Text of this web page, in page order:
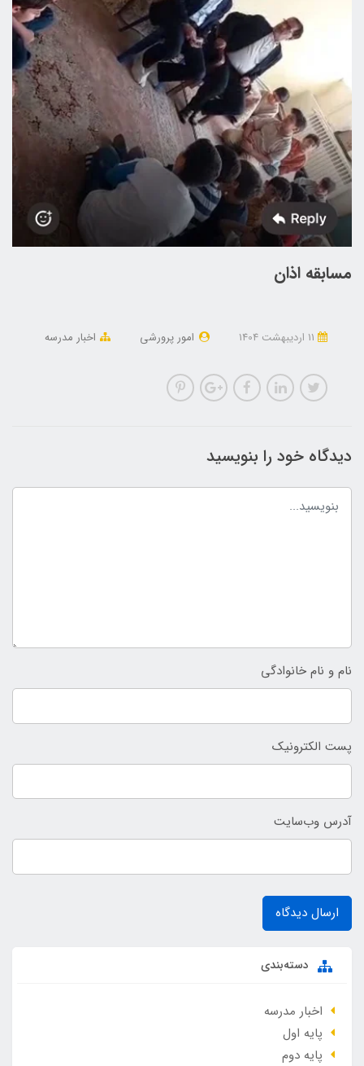
مسابقه اذان
امور پرورشی اخبار مدرسه
دیدگاه خود را بنویسید
نام و نام خانوادگی
پست الکترونیک
آدرس وب‌سایت
ارسال دیدگاه
دسته‌بندی
اخبار مدرسه
پایه اول
پایه دوم